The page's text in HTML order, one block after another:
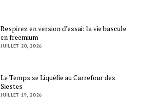
Respirez en version d’essai: la vie bascule
en freemium
JUILLET 20, 2026
Le Temps se Liquéfie au Carrefour des
Siestes
JUILLET 19, 2026